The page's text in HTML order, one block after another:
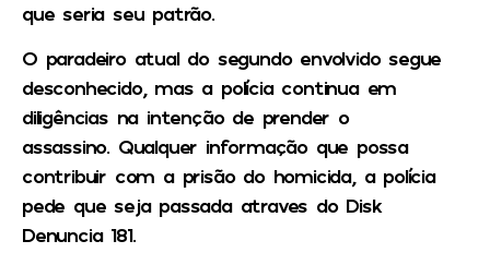
que seria seu patrão.
O paradeiro atual do segundo envolvido segue
desconhecido, mas a polícia continua em
diligências na intenção de prender o
assassino. Qualquer informação que possa
contribuir com a prisão do homicida, a polícia
pede que seja passada atraves do Disk
Denuncia 181.